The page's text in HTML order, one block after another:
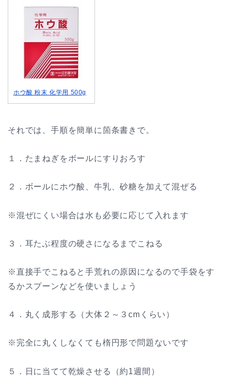
ホウ酸 粉末 化学用 500g
それでは、手順を簡単に箇条書きで。
１．たまねぎをボールにすりおろす
２．ボールにホウ酸、牛乳、砂糖を加えて混ぜる
※混ぜにくい場合は水も必要に応じて入れます
３．耳たぶ程度の硬さになるまでこねる
※直接手でこねると手荒れの原因になるので手袋をす
るかスプーンなどを使いましょう
４．丸く成形する（大体２～３cmくらい）
※完全に丸くしなくても楕円形で問題ないです
５．日に当てて乾燥させる（約1週間）